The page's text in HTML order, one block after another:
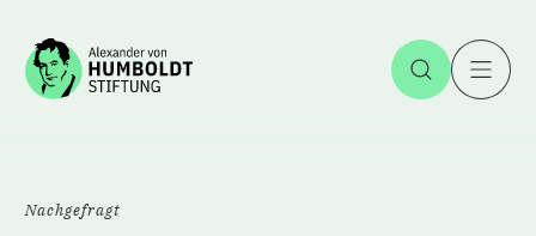
Zum Inhalt springen Suche
Nachgefragt